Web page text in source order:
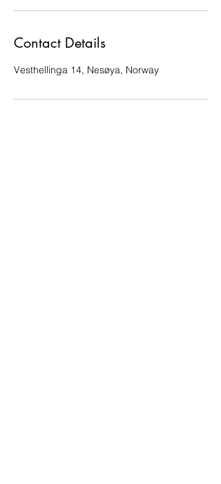
Contact Details
Vesthellinga 14, Nesøya, Norway